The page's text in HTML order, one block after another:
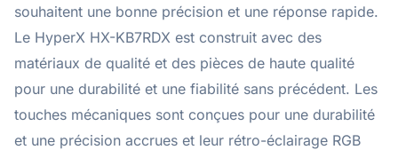
souhaitent une bonne précision et une réponse rapide.
Le HyperX HX-KB7RDX est construit avec des
matériaux de qualité et des pièces de haute qualité
pour une durabilité et une fiabilité sans précédent. Les
touches mécaniques sont conçues pour une durabilité
et une précision accrues et leur rétro-éclairage RGB